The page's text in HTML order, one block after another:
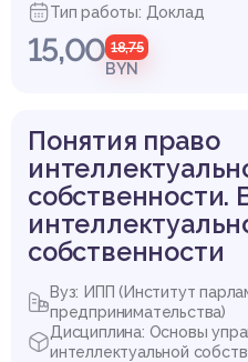
Тип работы: Доклад
15,00 18,75
BYN
Понятия право
собственности.
собственности
Вуз: ИПП (Институт
предпринимательства)
Дисциплина: Основы
интеллектуальной